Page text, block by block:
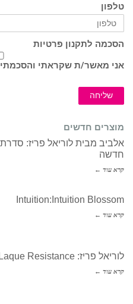
טלפון
הסכמה לתקנון פרטיות
אני מאשר/ת שקראתי
שליחה
מוצרים חדשים
אלביב מבית לוריאל פריז:
חדשה
קרא עוד ←
Intuition:Intuition Blossom
קרא עוד ←
לוריאל פריז: Infallible Laque Resistance
קרא עוד ←